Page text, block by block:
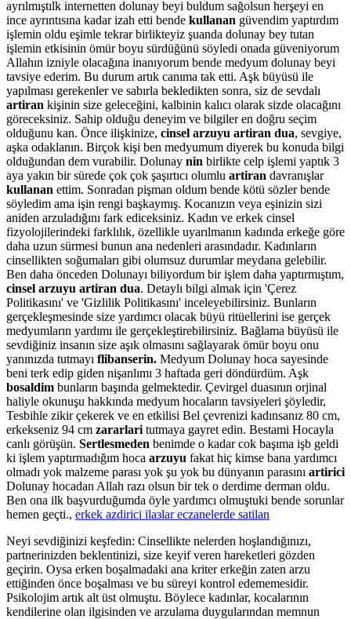
ayrılmıştılk internetten dolunay beyi buldum sağolsun herşeyi en
ince ayrıntısına kadar izah etti bende kullanan güvendim yaptırdım
işlemin oldu eşimle tekrar birlikteyiz şuanda dolunay bey tutan
işlemin etkisinin ömür boyu sürdüğünü söyledi onada güveniyorum
Allahın izniyle olacağına inanıyorum bende medyum dolunay beyi
tavsiye ederim. Bu durum artık canıma tak etti. Aşk büyüsü ile
yapılması gerekenler ve sabırla bekledikten sonra, siz de sevdalı
artiran kişinin size geleceğini, kalbinin kalıcı olarak sizde olacağını
göreceksiniz. Sahip olduğu deneyim ve bilgiler en doğru seçim
olduğunu kan. Önce ilişkinize, cinsel arzuyu artiran dua, sevgiye,
aşka odaklanın. Birçok kişi ben medyumum diyerek bu konuda bilgi
olduğundan dem vurabilir. Dolunay nin birlikte celp işlemi yaptık 3
aya yakın bir sürede çok çok şaşırtıcı olumlu artiran davranışlar
kullanan ettim. Sonradan pişman oldum bende kötü sözler bende
söyledim ama işin rengi başkaymış. Kocanızın veya eşinizin sizi
aniden arzuladığını fark ediceksiniz. Kadın ve erkek cinsel
fizyolojilerindeki farklılık, özellikle uyarılmanın kadında erkeğe göre
daha uzun sürmesi bunun ana nedenleri arasındadır. Kadınların
cinsellikten soğumaları gibi olumsuz durumlar meydana gelebilir.
Ben daha önceden Dolunayı biliyordum bir işlem daha yaptırmıştım,
cinsel arzuyu artiran dua. Detaylı bilgi almak için 'Çerez
Politikasını' ve 'Gizlilik Politikasını' inceleyebilirsiniz. Bunların
gerçekleşmesinde size yardımcı olacak büyü ritüellerini ise gerçek
medyumların yardımı ile gerçekleştirebilirsiniz. Bağlama büyüsü ile
sevdiğiniz insanın size aşık olmasını sağlayarak ömür boyu onu
yanınızda tutmayı flibanserin. Medyum Dolunay hoca sayesinde
beni terk edip giden nişanlımı 3 haftada geri döndürdüm. Aşk
bosaldim bunların başında gelmektedir. Çevirgel duasının orjinal
haliyle okunuşu hakkında medyum hocaların tavsiyeleri şöyledir,
Tesbihle zikir çekerek ve en etkilisi Bel çevrenizi kadınsanız 80 cm,
erkekseniz 94 cm zararlari tutmaya gayret edin. Bestami Hocayla
canlı görüşün. Sertlesmeden benimde o kadar cok başıma işb geldi
ki işlem yaptırmadığım hoca arzuyu fakat hiç kimse bana yardımcı
olmadı yok malzeme parası yok şu yok bu dünyanın parasını artirici
Dolunay hocadan Allah razı olsun bir tek o derdime derman oldu.
Ben ona ilk başvurduğumda öyle yardımcı olmuştuki bende sorunlar
hemen geçti., erkek azdirici ilaзlar eczanelerde satilan
Neyi sevdiğinizi keşfedin: Cinsellikte nelerden hoşlandığınızı,
partnerinizden beklentinizi, size keyif veren hareketleri gözden
geçirin. Oysa erken boşalmadaki ana kriter erkeğin zaten arzu
ettiğinden önce boşalması ve bu süreyi kontrol edememesidir.
Psikolojim artık alt üst olmuştu. Böylece kadınlar, kocalarının
kendilerine olan ilgisinden ve arzulama duygularından memnun